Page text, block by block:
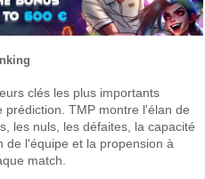
clés les plus importants
TMP montre l'élan de
les nuls, les défaites, la capacité
de l'équipe et la propension à
match.